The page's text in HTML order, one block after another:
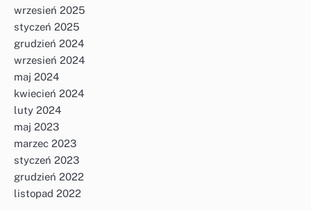
wrzesień 2025
styczeń 2025
grudzień 2024
wrzesień 2024
maj 2024
kwiecień 2024
luty 2024
maj 2023
marzec 2023
styczeń 2023
grudzień 2022
listopad 2022